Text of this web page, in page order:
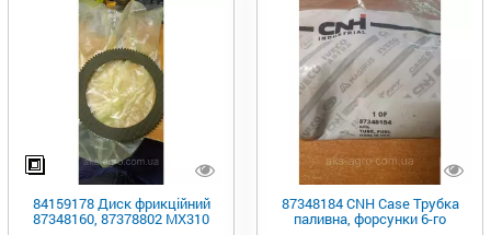
84159178 Диск фрикційний
87348160, 87378802 MX310
87348184 CNH Case Трубка
паливна, форсунки 6-го